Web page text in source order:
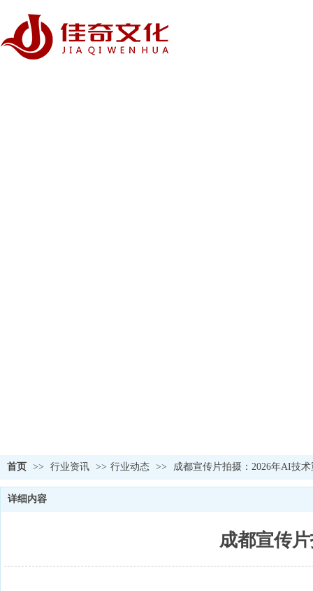
首页 >> 行业资讯 >> 行业动态 >> 成都宣传片拍摄：2026年AI技
详细内容
成都宣传